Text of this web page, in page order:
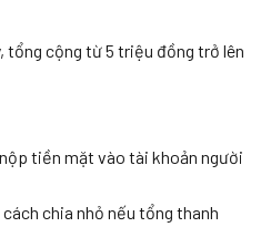
tổng cộng từ 5 triệu đồng trở lên
tiền mặt vào tài khoản người
cách chia nhỏ nếu tổng thanh